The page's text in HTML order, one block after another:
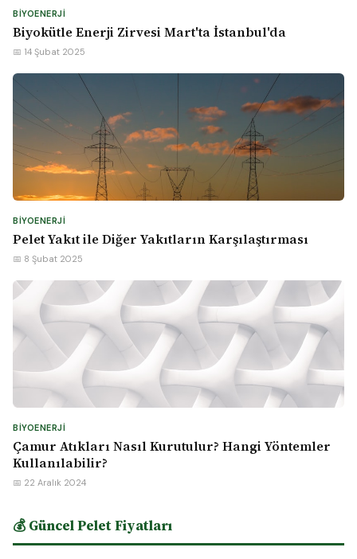
BIYOENERJI
Biyokütle Enerji Zirvesi Mart'ta İstanbul'da
📅 14 Şubat 2025
BIYOENERJI
Pelet Yakıt ile Diğer Yakıtların Karşılaştırması
📅 8 Şubat 2025
BIYOENERJI
Çamur Atıkları Nasıl Kurutulur? Hangi Yöntemler
Kullanılabilir?
📅 22 Aralık 2024
💰 Güncel Pelet Fiyatları